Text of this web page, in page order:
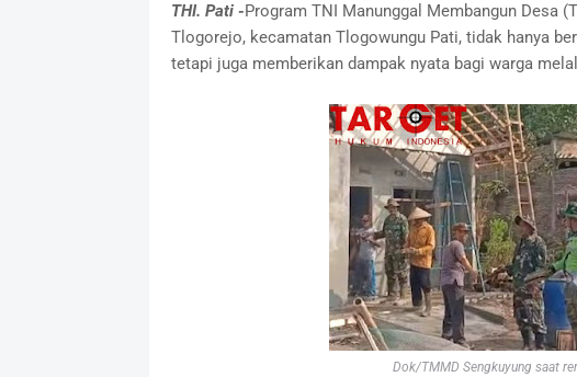
THI. Pati -Program TNI Manunggal Membangun Desa
Tlogorejo, kecamatan Tlogowungu Pati, tidak hanya
tetapi juga memberikan dampak nyata bagi warga
Dok/TMMD Sengkuyung saat